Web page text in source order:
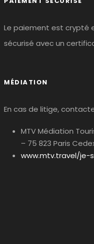
Le paiement est crypté
sécurisé avec un
MÉDIATION
En cas de litige,
MTV Médiation
– 75 823 Paris
www.mtv.travel/